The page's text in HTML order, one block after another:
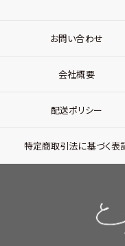
お問い合わせ
会社概要
配送ポリシー
特定商取引法に基づく表